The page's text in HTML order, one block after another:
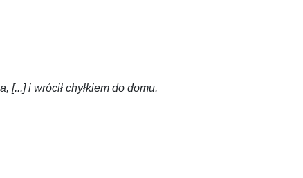
[...]i wrócił chyłkiem do domu.